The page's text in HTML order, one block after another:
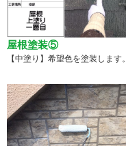
屋根塗装⑤
【中塗り】希望色を塗装します。